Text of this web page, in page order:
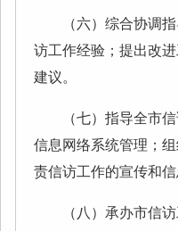
（六）综合协调指
访工作经验；提出改
建议。
（七）指导全市信
信息网络系统管理；
责信访工作的宣传和信
（八）承办市信访